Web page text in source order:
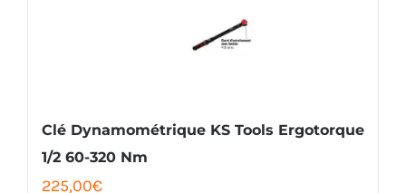
Clé Dynamométrique KS Tools Ergotorque
1/2 60-320 Nm
225,00€